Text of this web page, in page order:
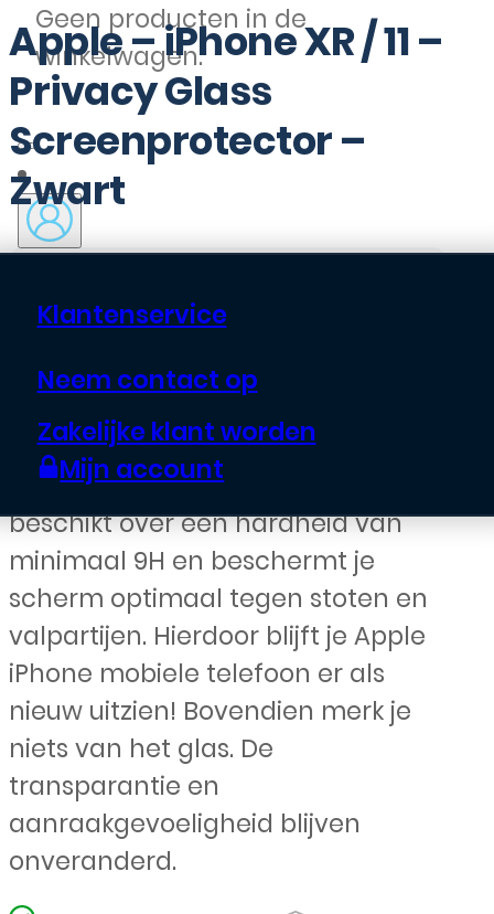
Geen producten in de
winkelwagen.
Klantenservice
Neem contact op
Zakelijke klant worden
Mijn account
Apple – iPhone XR / 11 –
Privacy Glass
Screenprotector –
Zwart
€10,99
Houd het scherm van je Apple
iPhone telefoon krasvrij met de
Tempered Glass Screen Protector.
De glazen screen protector
beschikt over een hardheid van
minimaal 9H en beschermt je
scherm optimaal tegen stoten en
valpartijen. Hierdoor blijft je Apple
iPhone mobiele telefoon er als
nieuw uitzien! Bovendien merk je
niets van het glas. De
transparantie en
aanraakgevoeligheid blijven
onveranderd.